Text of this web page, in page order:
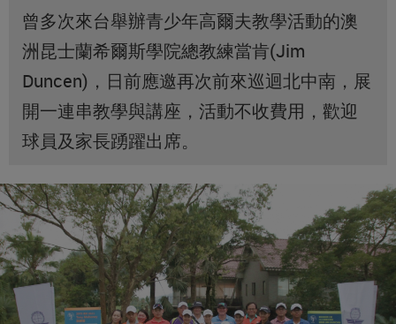
曾多次來台舉辦青少年高爾夫教學活動的澳
洲昆士蘭希爾斯學院總教練當肯(Jim
Duncen)，日前應邀再次前來巡迴北中南，展
開一連串教學與講座，活動不收費用，歡迎
球員及家長踴躍出席。